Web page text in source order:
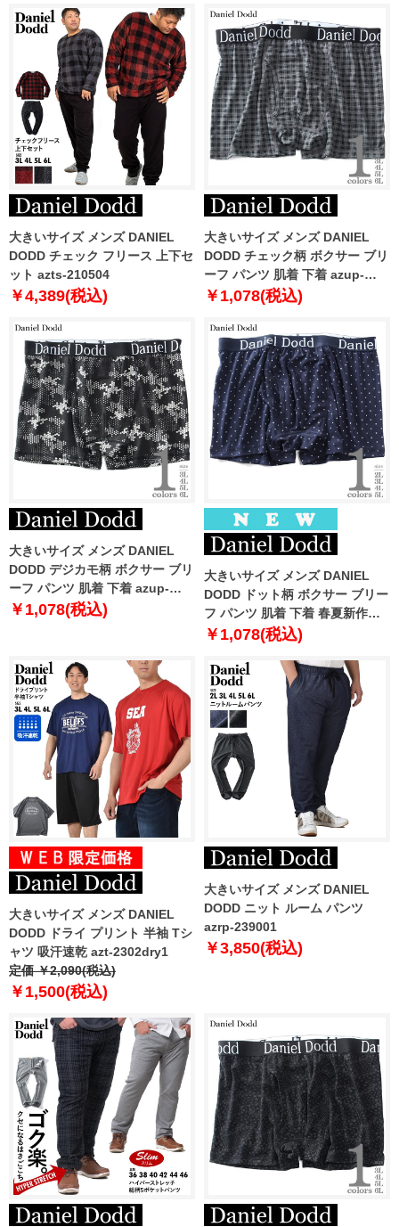
大きいサイズ メンズ DANIEL
DODD チェック フリース 上下セ
ット azts-210504
￥4,389(税込)
大きいサイズ メンズ DANIEL
DODD チェック柄 ボクサー ブリ
ーフ パンツ 肌着 下着 azup-
239072c
￥1,078(税込)
大きいサイズ メンズ DANIEL
DODD デジカモ柄 ボクサー ブリ
ーフ パンツ 肌着 下着 azup-
239074c
￥1,078(税込)
大きいサイズ メンズ DANIEL
DODD ドット柄 ボクサー ブリー
フ パンツ 肌着 下着 春夏新作
azup-269061c
￥1,078(税込)
大きいサイズ メンズ DANIEL
DODD ドライ プリント 半袖 Tシ
ャツ 吸汗速乾 azt-2302dry1
定価 ￥2,090(税込)
￥1,500(税込)
大きいサイズ メンズ DANIEL
DODD ニット ルーム パンツ
azrp-239001
￥3,850(税込)